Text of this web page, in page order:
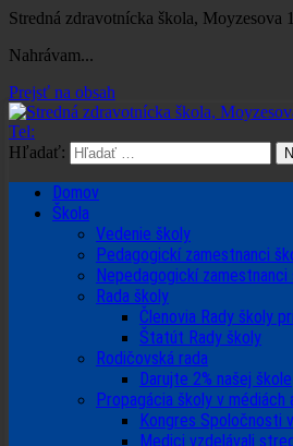
Stredná zdravotnícka škola, Moyzesova
Nahrávam...
Prejsť na obsah
Tel:
Hľadať:
Domov
Škola
Vedenie školy
Pedagogickí zamestnanci
Nepedagogickí zamestnanci
Rada školy
Členovia Rady školy
Štatút Rady školy
Rodičovská rada
Darujte 2% našej škole
Propagácia školy v médiách
Kongres Spoločnosti
Medici vzdelávali